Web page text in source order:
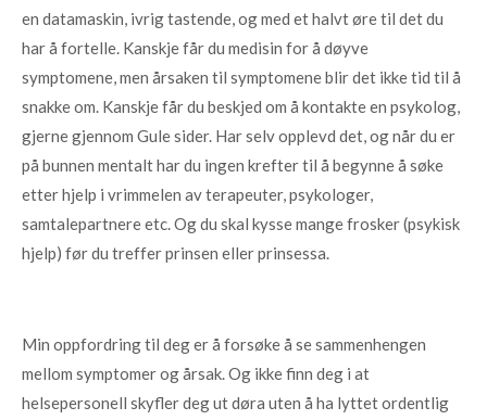
en datamaskin, ivrig tastende, og med et halvt øre til det du
har å fortelle. Kanskje får du medisin for å døyve
symptomene, men årsaken til symptomene blir det ikke tid til å
snakke om. Kanskje får du beskjed om å kontakte en psykolog,
gjerne gjennom Gule sider. Har selv opplevd det, og når du er
på bunnen mentalt har du ingen krefter til å begynne å søke
etter hjelp i vrimmelen av terapeuter, psykologer,
samtalepartnere etc. Og du skal kysse mange frosker (psykisk
hjelp) før du treffer prinsen eller prinsessa.
Min oppfordring til deg er å forsøke å se sammenhengen
mellom symptomer og årsak. Og ikke finn deg i at
helsepersonell skyfler deg ut døra uten å ha lyttet ordentlig